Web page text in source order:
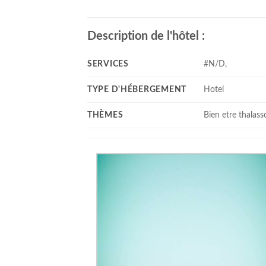
Description de l'hôtel :
SERVICES #N/D,
TYPE D'HÉBERGEMENT Hotel
THÈMES Bien etre